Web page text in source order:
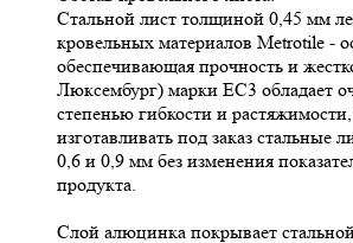
Стальной лист толщиной 0,45 мм
кровельных материалов Metrotile -
обеспечивающая прочность и
Люксембург) марки ЕС3 обладает
степенью гибкости и
изготавливать под заказ стальные
0,6 и 0,9 мм без изменения
продукта.
Слой алюцинка покрывает